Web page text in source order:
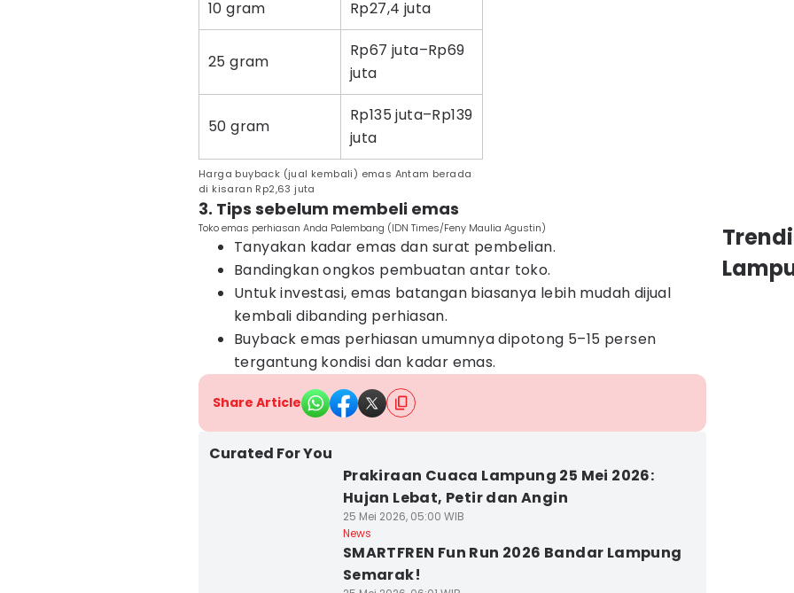
Harga buyback (jual kembali) emas Antam berada
di kisaran Rp2,63 juta
10 gram Rp27,4 juta
25 gram
Rp67 juta–Rp69
juta
50 gram
Rp135 juta–Rp139
juta
3. Tips sebelum membeli emas
Toko emas perhiasan Anda Palembang (IDN Times/Feny Maulia Agustin)
Tanyakan kadar emas dan surat pembelian.
Bandingkan ongkos pembuatan antar toko.
Untuk investasi, emas batangan biasanya lebih mudah dijual
kembali dibanding perhiasan.
Buyback emas perhiasan umumnya dipotong 5–15 persen
tergantung kondisi dan kadar emas.
Share Article
Curated For You
Prakiraan Cuaca Lampung 25 Mei 2026:
Hujan Lebat, Petir dan Angin
25 Mei 2026, 05:00 WIB
News
SMARTFREN Fun Run 2026 Bandar Lampung
Semarak!